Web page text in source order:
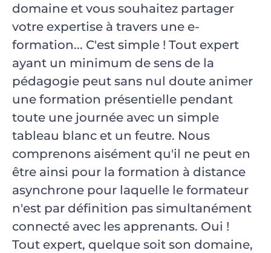
domaine et vous souhaitez partager
votre expertise à travers une e-
formation... C'est simple ! Tout expert
ayant un minimum de sens de la
pédagogie peut sans nul doute animer
une formation présentielle pendant
toute une journée avec un simple
tableau blanc et un feutre. Nous
comprenons aisément qu'il ne peut en
être ainsi pour la formation à distance
asynchrone pour laquelle le formateur
n'est par définition pas simultanément
connecté avec les apprenants. Oui !
Tout expert, quelque soit son domaine,